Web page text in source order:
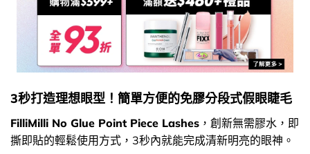
3秒打造理想眼型！簡單方便的免膠分段式假眼睫毛
FilliMilli No Glue Point Piece Lashes ，創新無需膠水，即
撕即貼的輕鬆使用方式，3秒內就能完成清新明亮的眼神。